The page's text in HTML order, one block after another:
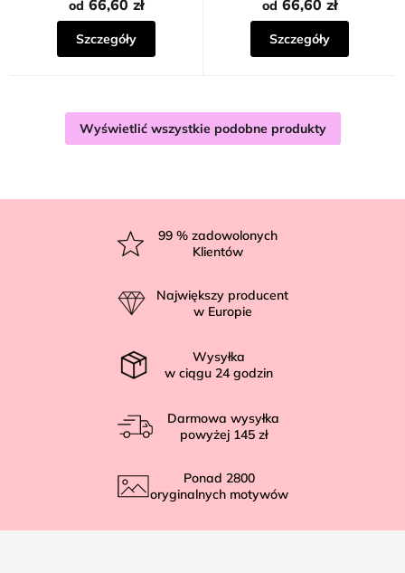
od 66,60 zł
Szczegóły
od 66,60 zł
Szczegóły
Wyświetlić wszystkie podobne produkty
99 % zadowolonych
Klientów
Największy producent
w Europie
Wysyłka
w ciągu 24 godzin
Darmowa wysyłka
powyżej 145 zł
Ponad 2800
oryginalnych motywów